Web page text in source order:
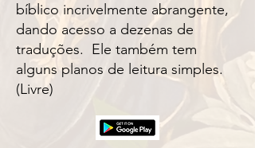
bíblico incrivelmente abrangente,
dando acesso a dezenas de
traduções. Ele também tem
alguns planos de leitura simples.
(Livre)